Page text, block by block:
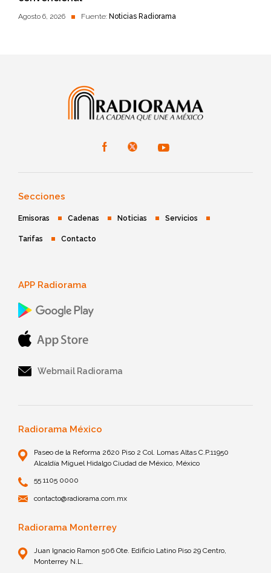
Agosto 6, 2026 Fuente: Noticias Radiorama
Secciones
Emisoras Cadenas Noticias Servicios
Tarifas Contacto
APP Radiorama
Webmail Radiorama
Radiorama México
Paseo de la Reforma 2620 Piso 2 Col. Lomas Altas C.P.11950
Alcaldía Miguel Hidalgo Ciudad de México, México
55 1105 0000
contacto@radiorama.com.mx
Radiorama Monterrey
Juan Ignacio Ramon 506 Ote. Edificio Latino Piso 29 Centro,
Monterrey N.L.